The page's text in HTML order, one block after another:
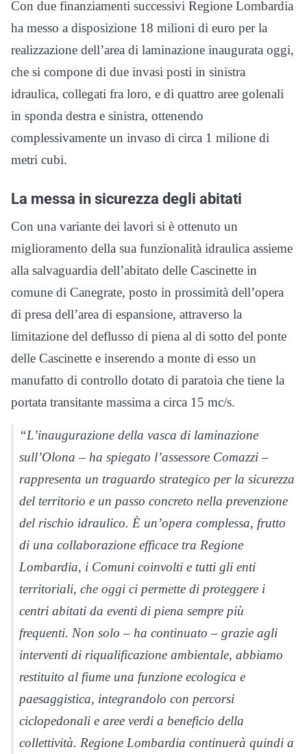
Con due finanziamenti successivi Regione Lombardia
ha messo a disposizione 18 milioni di euro per la
realizzazione dell’area di laminazione inaugurata oggi,
che si compone di due invasi posti in sinistra
idraulica, collegati fra loro, e di quattro aree golenali
in sponda destra e sinistra, ottenendo
complessivamente un invaso di circa 1 milione di
metri cubi.
La messa in sicurezza degli abitati
Con una variante dei lavori si è ottenuto un
miglioramento della sua funzionalità idraulica assieme
alla salvaguardia dell’abitato delle Cascinette in
comune di Canegrate, posto in prossimità dell’opera
di presa dell’area di espansione, attraverso la
limitazione del deflusso di piena al di sotto del ponte
delle Cascinette e inserendo a monte di esso un
manufatto di controllo dotato di paratoia che tiene la
portata transitante massima a circa 15 mc/s.
“L’inaugurazione della vasca di laminazione
sull’Olona – ha spiegato l’assessore Comazzi –
rappresenta un traguardo strategico per la sicurezza
del territorio e un passo concreto nella prevenzione
del rischio idraulico. È un’opera complessa, frutto
di una collaborazione efficace tra Regione
Lombardia, i Comuni coinvolti e tutti gli enti
territoriali, che oggi ci permette di proteggere i
centri abitati da eventi di piena sempre più
frequenti. Non solo – ha continuato – grazie agli
interventi di riqualificazione ambientale, abbiamo
restituito al fiume una funzione ecologica e
paesaggistica, integrandolo con percorsi
ciclopedonali e aree verdi a beneficio della
collettività. Regione Lombardia continuerà quindi a